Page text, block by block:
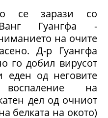
се зарази со
Гуангфа -
на очите
Д-р Гуангфа
го добил вирусот
еден од неговите
на
дел од очниот
белката на окото)